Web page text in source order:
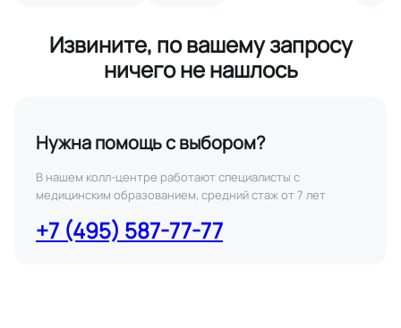
Извините, по вашему запросу
ничего не нашлось
Нужна помощь с выбором?
В нашем колл-центре работают специалисты с
медицинским образованием, средний стаж от 7 лет
+7 (495) 587-77-77